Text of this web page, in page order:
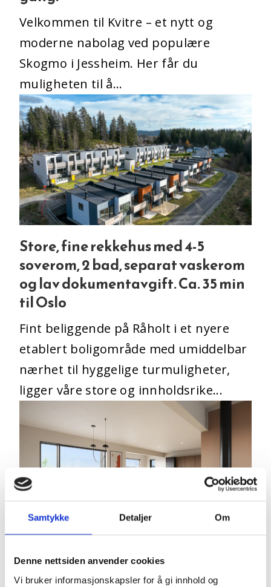
Samtykke Detaljer Om
Denne nettsiden anvender cookies
Vi bruker informasjonskapsler for å gi innhold og
Velkommen til Kvitre – et nytt og
moderne nabolag ved populære
Skogmo i Jessheim. Her får du
muligheten til å...
Store, fine rekkehus med 4-5
soverom, 2 bad, separat vaskerom
og lav dokumentavgift. Ca. 35 min
til Oslo
Fint beliggende på Råholt i et nyere
etablert boligområde med umiddelbar
nærhet til hyggelige turmuligheter,
ligger våre store og innholdsrike...
Berglia, Flekkefjord: Prosjekterte
boliger med meget bra